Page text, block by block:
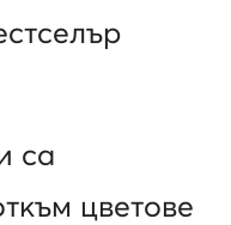
са
цветове